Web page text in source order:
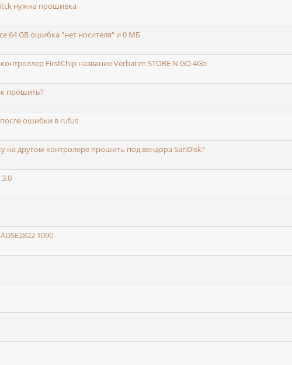
нужна прошивка
64 GB ошибка "нет носителя" и 0 МБ
FirstChip название Verbatim STORE N GO 4Gb
прошить?
после ошибки в rufus
другом контролере прошить под вендора SanDisk?
1090